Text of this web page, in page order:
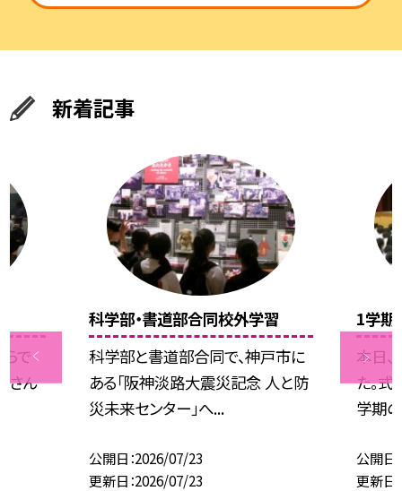
新着記事
で
さん
科学部・書道部合同校外学習
科学部と書道部合同で、神戸市に
ある「阪神淡路大震災記念 人と防
災未来センター」へ...
公開日 2026/07/23
更新日 2026/07/23
1学期
本日
た。式
学期の
公開日
更新日